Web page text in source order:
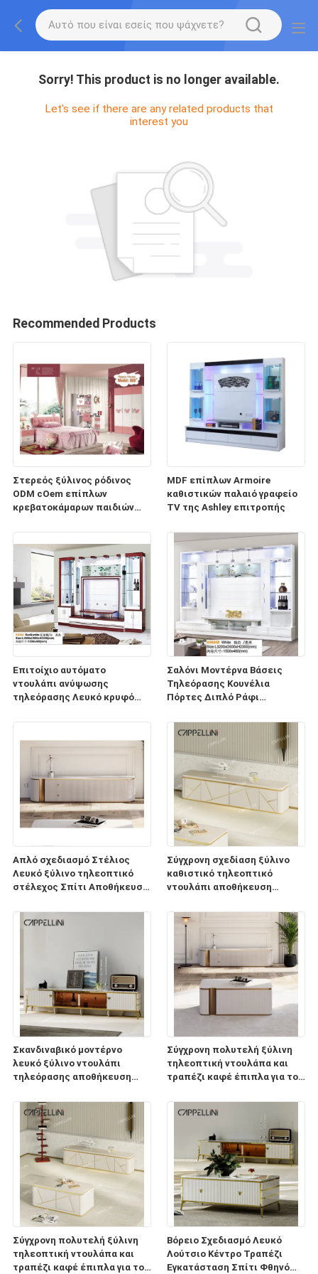
Sorry! This product is no longer available.
Let's see if there are any related products that
interest you
Recommended Products
Στερεός ξύλινος ρόδινος
ODM cOem επίπλων
κρεβατοκάμαρων παιδιών
MDF επίπλων Armoire
καθιστικών παλαιό γραφείο
TV της Ashley επιτροπής
Επιτοίχιο αυτόματο
ντουλάπι ανύψωσης
τηλεόρασης Λευκό κρυφό
Σαλόνι Μοντέρνα Βάσεις
Τηλεόρασης Κουνέλια
Πόρτες Διπλό Ράφι
γαλλικής τηλεόρασης
Απλό σχεδιασμό Στέλιος
Λευκό ξύλινο τηλεοπτικό
στέλεχος Σπίτι Αποθήκευση
ξύλινο μαρμάρινο σχιστόλιθο
TV ντουλάπι
Σύγχρονη σχεδίαση ξύλινο
καθιστικό τηλεοπτικό
ντουλάπι αποθήκευση
στυλ ξύλινα TV στεφάνια
MDF
Σκανδιναβικό μοντέρνο
λευκό ξύλινο ντουλάπι
τηλεόρασης αποθήκευση
ξύλινο ντουλάπι τηλεόρασης
με σετ τραπεζιού
Σύγχρονη πολυτελή ξύλινη
τηλεοπτική ντουλάπα και
τραπέζι καφέ έπιπλα για το
τηλεόραση με αποθήκευση
Σύγχρονη πολυτελή ξύλινη
τηλεοπτική ντουλάπα και
τραπέζι καφέ έπιπλα για το
Βόρειο Σχεδιασμό Λευκό
Λούτσιο Κέντρο Τραπέζι
Εγκατάσταση Σπίτι Φθηνό